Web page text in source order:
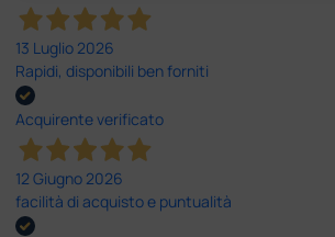
13 Luglio 2026
Rapidi, disponibili ben forniti
Acquirente verificato
12 Giugno 2026
facilità di acquisto e puntualità